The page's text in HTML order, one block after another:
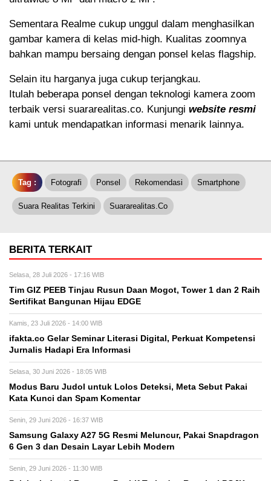
Sementara Realme cukup unggul dalam menghasilkan
gambar kamera di kelas mid-high. Kualitas zoomnya
bahkan mampu bersaing dengan ponsel kelas flagship.
Selain itu harganya juga cukup terjangkau.
Itulah beberapa ponsel dengan teknologi kamera zoom
terbaik versi suararealitas.co. Kunjungi website resmi
kami untuk mendapatkan informasi menarik lainnya.
Tag : Fotografi Ponsel Rekomendasi Smartphone
Suara Realitas Terkini Suararealitas.co
BERITA TERKAIT
Selasa, 28 Juli 2026 - 17:16 WIB
Tim GIZ PEEB Tinjau Rusun Daan Mogot, Tower 1 dan 2 Raih
Sertifikat Bangunan Hijau EDGE
Kamis, 23 Juli 2026 - 14:00 WIB
ifakta.co Gelar Seminar Literasi Digital, Perkuat Kompetensi
Jurnalis Hadapi Era Informasi
Selasa, 30 Juni 2026 - 18:05 WIB
Modus Baru Judol untuk Lolos Deteksi, Meta Sebut Pakai
Kata Kunci dan Spam Komentar
Senin, 29 Juni 2026 - 16:37 WIB
Samsung Galaxy A27 5G Resmi Meluncur, Pakai Snapdragon
6 Gen 3 dan Desain Layar Lebih Modern
Senin, 29 Juni 2026 - 11:30 WIB